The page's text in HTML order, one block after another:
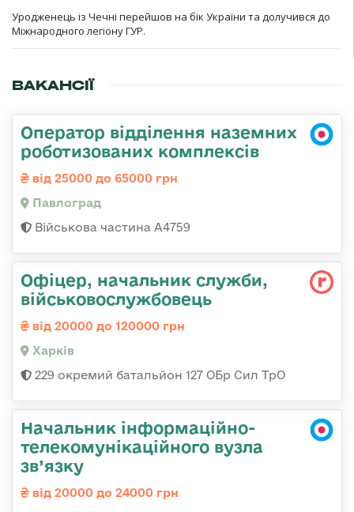
Уродженець із Чечні перейшов на бік України та долучився до
Міжнародного легіону ГУР.
ВАКАНСІЇ
Оператор відділення наземних
роботизованих комплексів
від 25000 до 65000 грн
Павлоград
Військова частина А4759
Офіцер, начальник служби,
військовослужбовець
від 20000 до 120000 грн
Харків
229 окремий батальйон 127 ОБр Сил ТрО
Начальник інформаційно-
телекомунікаційного вузла
зв’язку
від 20000 до 24000 грн